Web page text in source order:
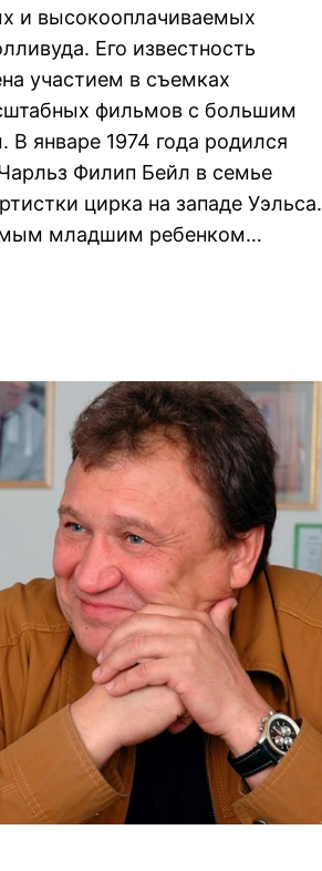
и высокооплачиваемых
Его известность
участием в съемках
фильмов с большим
январе 1974 года родился
Филип Бейл в семье
цирка на западе Уэльса.
младшим ребенком…